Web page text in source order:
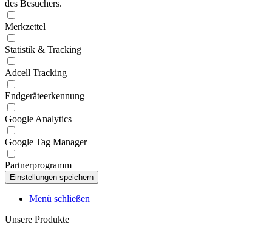
des Besuchers.
Merkzettel
Statistik & Tracking
Adcell Tracking
Endgeräteerkennung
Google Analytics
Google Tag Manager
Partnerprogramm
Menü schließen
Unsere Produkte